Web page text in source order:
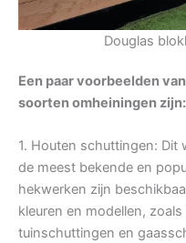
Douglas
Een paar voorbeelden
soorten omheiningen zijn:
1. Houten schuttingen: Dit
de meest bekende en
hekwerken zijn
kleuren en modellen,
tuinschuttingen en